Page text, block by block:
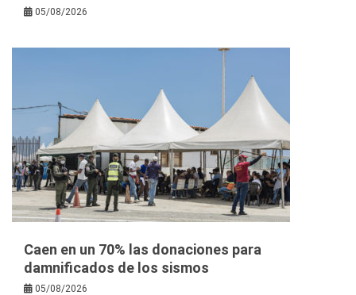
05/08/2026
Caen en un 70% las donaciones para
damnificados de los sismos
05/08/2026